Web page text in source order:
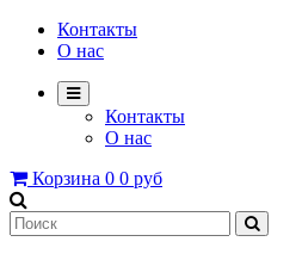
Контакты
О нас
Контакты
О нас
Корзина 0 0 руб